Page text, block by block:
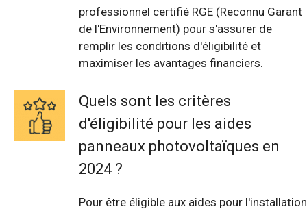
professionnel certifié RGE (Reconnu Garant
de l'Environnement) pour s'assurer de
remplir les conditions d'éligibilité et
maximiser les avantages financiers.
Quels sont les critères
d'éligibilité pour les aides
panneaux photovoltaïques en
2024 ?
Pour être éligible aux aides pour l'installation